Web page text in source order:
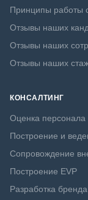
Принципы работы
Отзывы наших
Отзывы наших
Отзывы наших
КОНСАЛТИНГ
Оценка персонала
Построение и
Сопровождение
Построение EVP
Разработка